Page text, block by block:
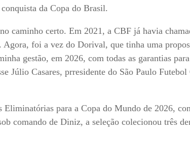
da Copa do Brasil.
caminho certo. Em 2021, a CBF já havia
foi a vez do Dorival, que tinha uma
gestão, em 2026, com todas as garantias
Júlio Casares, prresidente do São Paulo
para a Copa do Mundo de 2026,
comando de Diniz, a seleção colecionou três